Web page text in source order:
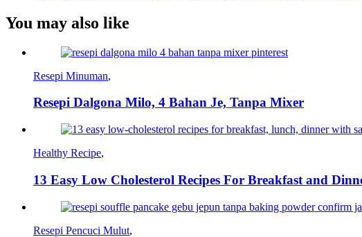
You may also like
Resepi Minuman,
Resepi Dalgona Milo, 4 Bahan Je, Tanpa Mixer
Healthy Recipe,
13 Easy Low Cholesterol Recipes For Breakfast and
Resepi Pencuci Mulut,